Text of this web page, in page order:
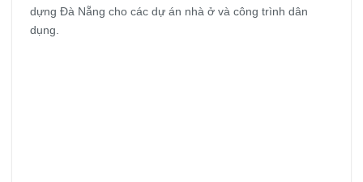
dựng Đà Nẵng cho các dự án nhà ở và công trình dân
dụng.